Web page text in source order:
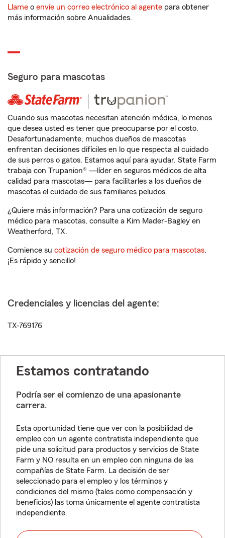
Llame o envíe un correo electrónico al agente para obtener
más información sobre Anualidades.
Seguro para mascotas
Cuando sus mascotas necesitan atención médica, lo menos
que desea usted es tener que preocuparse por el costo.
Desafortunadamente, muchos dueños de mascotas
enfrentan decisiones difíciles en lo que respecta al cuidado
de sus perros o gatos. Estamos aquí para ayudar. State Farm
trabaja con Trupanion® —líder en seguros médicos de alta
calidad para mascotas— para facilitarles a los dueños de
mascotas el cuidado de sus familiares peludos.
¿Quiere más información? Para una cotización de seguro
médico para mascotas, consulte a Kim Mader-Bagley en
Weatherford, TX.
Comience su cotización de seguro médico para mascotas.
¡Es rápido y sencillo!
Credenciales y licencias del agente:
TX-769176
Estamos contratando
Podría ser el comienzo de una apasionante
carrera.
Esta oportunidad tiene que ver con la posibilidad de
empleo con un agente contratista independiente que
pide una solicitud para productos y servicios de State
Farm y NO resulta en un empleo con ninguna de las
compañías de State Farm. La decisión de ser
seleccionado para el empleo y los términos y
condiciones del mismo (tales como compensación y
beneficios) las toma únicamente el agente contratista
independiente.